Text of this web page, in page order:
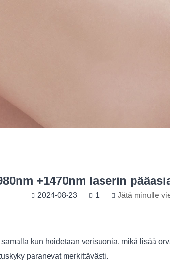
+1470nm laserin
2024-08-23 1 Jätä minulle
kun hoidetaan verisuonia, mikä lisää
paranevat merkittävästi.